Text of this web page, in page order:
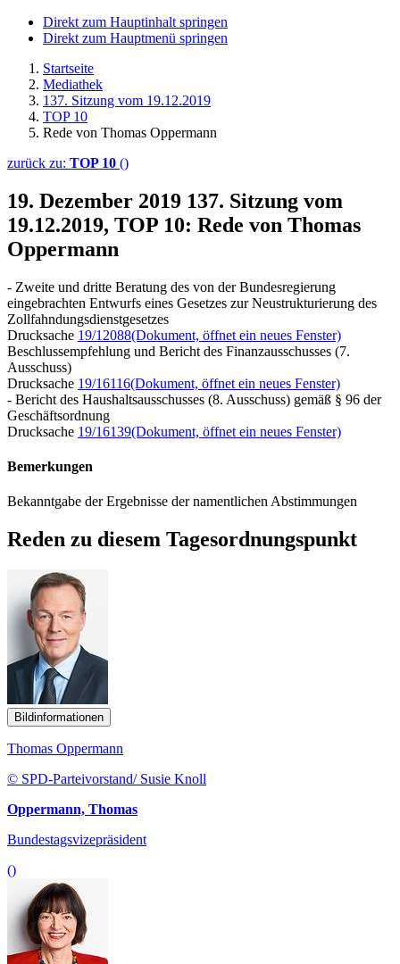
Direkt zum Hauptinhalt springen
Direkt zum Hauptmenü springen
Startseite
Mediathek
137. Sitzung vom 19.12.2019
TOP 10
Rede von Thomas Oppermann
zurück zu: TOP 10 ()
19. Dezember 2019 137. Sitzung vom
19.12.2019, TOP 10: Rede von Thomas
Oppermann
- Zweite und dritte Beratung des von der Bundesregierung
eingebrachten Entwurfs eines Gesetzes zur Neustrukturierung des
Zollfahndungsdienstgesetzes
Drucksache 19/12088(Dokument, öffnet ein neues Fenster)
Beschlussempfehlung und Bericht des Finanzausschusses (7.
Ausschuss)
Drucksache 19/16116(Dokument, öffnet ein neues Fenster)
- Bericht des Haushaltsausschusses (8. Ausschuss) gemäß § 96 der
Geschäftsordnung
Drucksache 19/16139(Dokument, öffnet ein neues Fenster)
Bemerkungen
Bekanntgabe der Ergebnisse der namentlichen Abstimmungen
Reden zu diesem Tagesordnungspunkt
Bildinformationen
Thomas Oppermann
© SPD-Parteivorstand/ Susie Knoll
Oppermann, Thomas
Bundestagsvizepräsident
()